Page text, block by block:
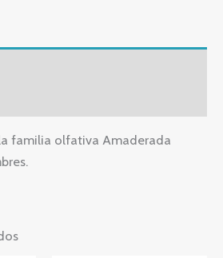
familia olfativa Amaderada